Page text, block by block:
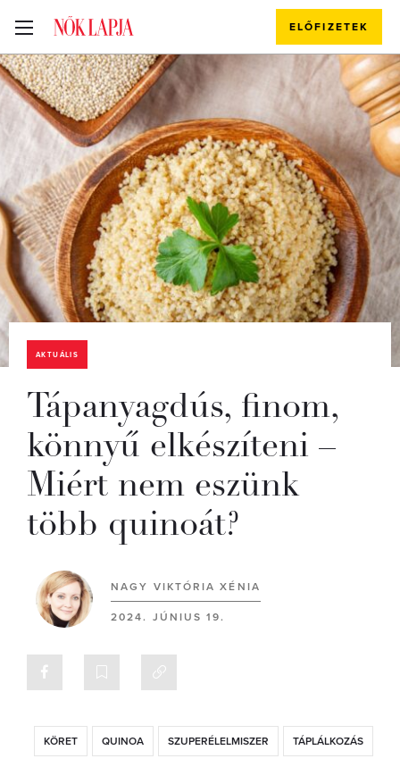
ELŐFIZETEK
AKTUÁLIS
Tápanyagdús, finom,
könnyű elkészíteni –
Miért nem eszünk
több quinoát?
NAGY VIKTÓRIA XÉNIA
2024. JÚNIUS 19.
KÖRET QUINOA SZUPERÉLELMISZER TÁPLÁLKOZÁS